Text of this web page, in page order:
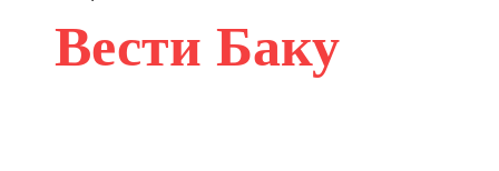
Вести Баку